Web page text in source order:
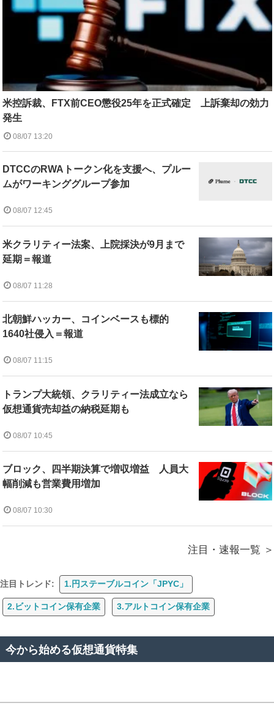
米控訴裁、FTX前CEO懲役25年を正式確定 上訴棄却の効力
発生
08/07 13:20
DTCCのRWAトークン化を支援へ、プルー
ムがワーキンググループ参加
08/07 12:45
米クラリティー法案、上院採決が9月まで
延期＝報道
08/07 11:28
北朝鮮ハッカー、コインベースも標的
1640社侵入＝報道
08/07 11:15
トランプ大統領、クラリティー法成立なら
仮想通貨売却益の納税延期も
08/07 10:45
ブロック、四半期決算で増収増益 人員大
幅削減も営業費用増加
08/07 10:30
注目・速報一覧
注目トレンド: 1.円ステーブルコイン「JPYC」
2.ビットコイン保有企業 3.アルトコイン保有企業
今から始める仮想通貨特集